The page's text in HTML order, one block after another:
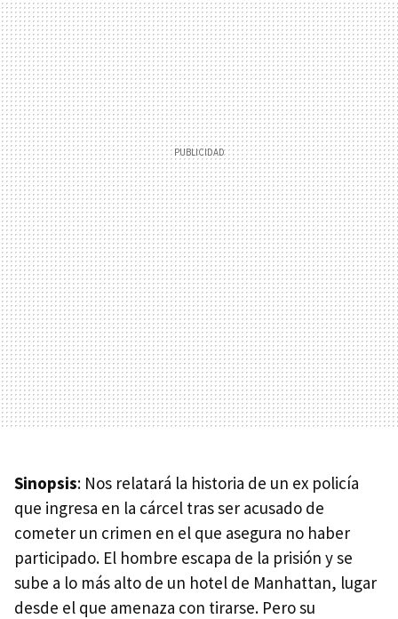
Sinopsis: Nos relatará la historia de un ex policía
que ingresa en la cárcel tras ser acusado de
cometer un crimen en el que asegura no haber
participado. El hombre escapa de la prisión y se
sube a lo más alto de un hotel de Manhattan, lugar
desde el que amenaza con tirarse. Pero su